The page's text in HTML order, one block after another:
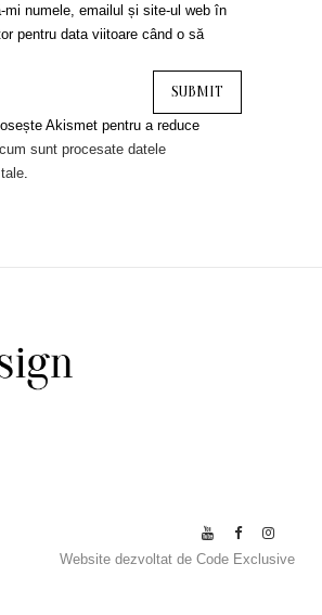
mi numele, emailul și site-ul web în
pentru data viitoare când o să
Akismet pentru a reduce
sunt procesate datele
.
Website dezvoltat de Code Exclusive